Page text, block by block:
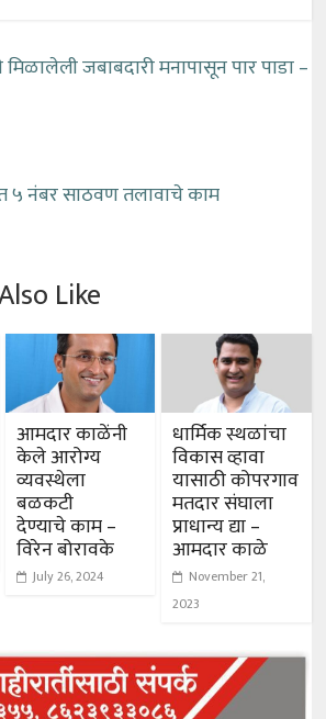
मिळालेली जबाबदारी मनापासून पार पाडा –
५ नंबर साठवण तलावाचे काम
Like
आमदार काळेंनी
केले आरोग्य
व्यवस्थेला
बळकटी
देण्याचे काम –
विरेन बोरावके
July 26, 2024
धार्मिक स्थळांचा
विकास व्हावा
यासाठी कोपरगाव
मतदार संघाला
प्राधान्य द्या –
आमदार काळे
November 21,
2023